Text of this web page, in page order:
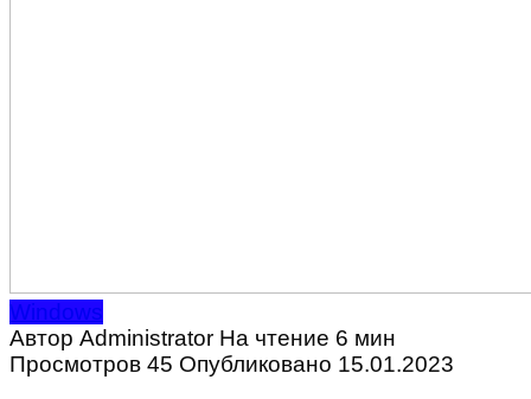
Windows
Автор Administrator На чтение 6 мин
Просмотров 45 Опубликовано 15.01.2023